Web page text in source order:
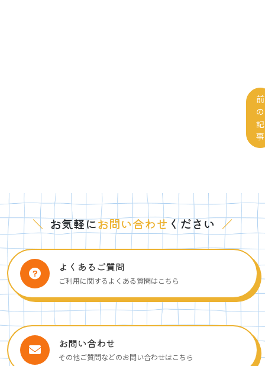
前
の
記
事
＼ お気軽にお問い合わせください ／
よくあるご質問
ご利用に関するよくある質問はこちら
お問い合わせ
その他ご質問などのお問い合わせはこちら